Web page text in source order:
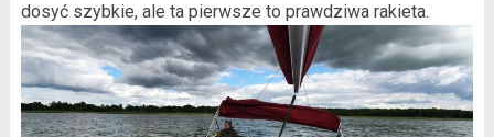
dosyć szybkie, ale ta pierwsze to prawdziwa rakieta.